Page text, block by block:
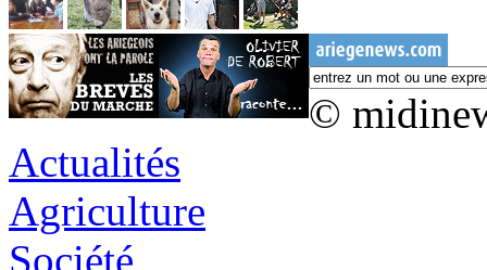
©
Actualités
Agriculture
Société